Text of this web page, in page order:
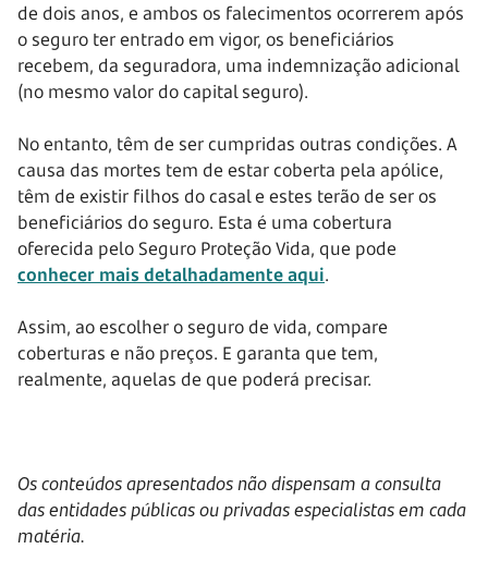
de dois anos, e ambos os falecimentos ocorrerem após
o seguro ter entrado em vigor, os beneficiários
recebem, da seguradora, uma indemnização adicional
(no mesmo valor do capital seguro).
No entanto, têm de ser cumpridas outras condições. A
causa das mortes tem de estar coberta pela apólice,
têm de existir filhos do casal e estes terão de ser os
beneficiários do seguro. Esta é uma cobertura
oferecida pelo Seguro Proteção Vida, que pode
conhecer mais detalhadamente aqui.
Assim, ao escolher o seguro de vida, compare
coberturas e não preços. E garanta que tem,
realmente, aquelas de que poderá precisar.
Os conteúdos apresentados não dispensam a consulta
das entidades públicas ou privadas especialistas em cada
matéria.